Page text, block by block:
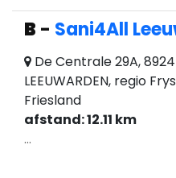
B - Sani4All
De Centrale 29A,
LEEUWARDEN, regio
Friesland
afstand: 12.11 km
...